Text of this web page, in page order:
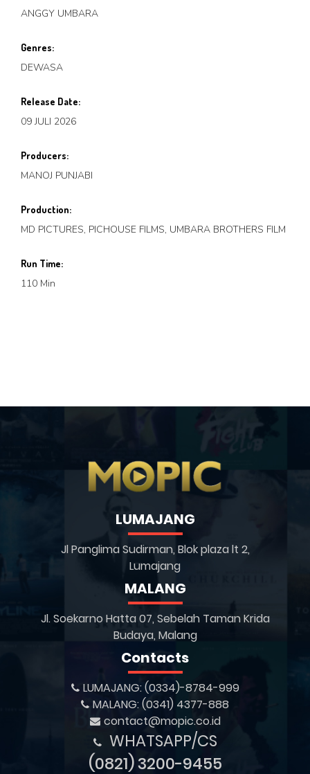
ANGGY UMBARA
Genres:
DEWASA
Release Date:
09 JULI 2026
Producers:
MANOJ PUNJABI
Production:
MD PICTURES, PICHOUSE FILMS, UMBARA BROTHERS FILM
Run Time:
110 Min
LUMAJANG
Jl Panglima Sudirman, Blok plaza lt 2,
Lumajang
MALANG
Jl. Soekarno Hatta 07, Sebelah Taman Krida
Budaya, Malang
Contacts
LUMAJANG: (0334)-8784-999
MALANG: (0341) 4377-888
contact@mopic.co.id
WHATSAPP/CS
(0821) 3200-9455